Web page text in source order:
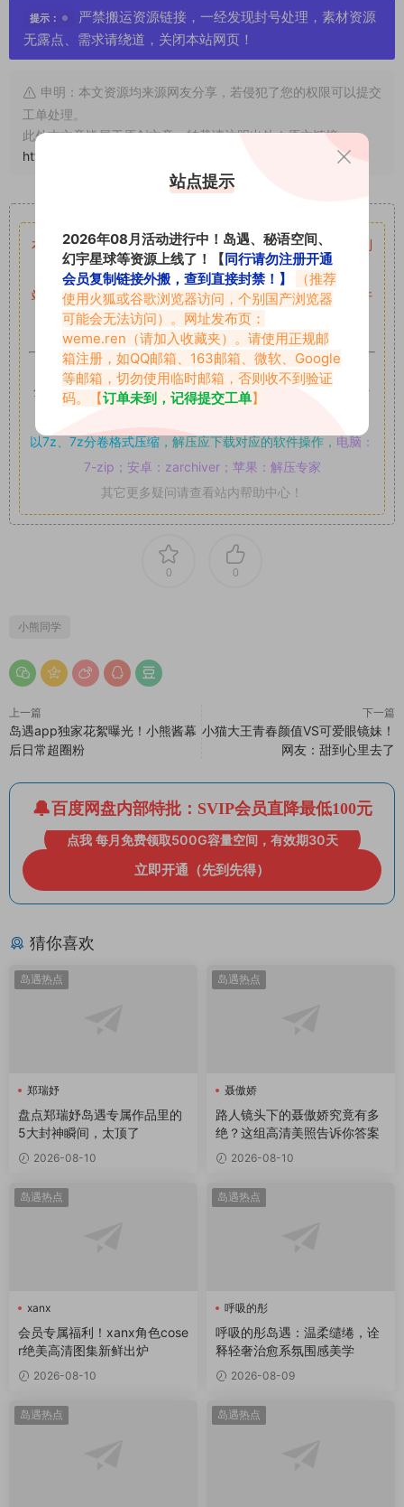
提示：
严禁搬运资源链接，一经发现封号处理，素材资源
无露点、需求请绕道，关闭本站网页！
申明：本文资源均来源网友分享，若侵犯了您的权限可以提交
工单处理。
此外本文章皆属于原创文章，转载请注明出处！原文链接：
https://www.abcjyw.com/17566.html
本站资源均来自网络分享，如有侵犯你的权益请私信留言
收到
留言后，我们会第一时间进行审核后删除。
站内资源为网友个人学习或测试研究使用，未经原版权作者许
可,禁止用于任何商业途径！请在下载24小时内删除！
如果遇到付费才可获取的素材，建议升级对应的VIP。
全站付费素材可提供补档服务“均有备份 ”，
素材以主流网盘分
以7z、7z分卷格式压缩， 解压应下载对应的软件操作， 电脑：
7-zip；安卓：zarchiver；苹果：解压专家
其它更多疑问请查看站内帮助中心！
0 0
小熊同学
上一篇
岛遇app独家花絮曝光！小熊酱幕
后日常超圈粉
下一篇
小猫大王青春颜值VS可爱眼镜妹！
网友：甜到心里去了
百度网盘内部特批：SVIP会员直降最低100元
点我 每月免费领取500G容量空间，有效期30天
立即开通（先到先得）
猜你喜欢
岛遇热点
郑瑞妤
盘点郑瑞妤岛遇专属作品里的
5大封神瞬间，太顶了
2026-08-10
岛遇热点
聂傲娇
路人镜头下的聂傲娇究竟有多
绝？这组高清美照告诉你答案
2026-08-10
岛遇热点
xanx
会员专属福利！xanx角色cose
r绝美高清图集新鲜出炉
2026-08-10
岛遇热点
呼吸的彤
呼吸的彤岛遇：温柔缱绻，诠
释轻奢治愈系氛围感美学
2026-08-09
岛遇热点 岛遇热点
站点提示
2026年08月活动进行中！岛遇、秘语空间、
幻宇星球等资源上线了！【同行请勿注册开通
会员复制链接外搬，查到直接封禁！】
（推荐
使用火狐或谷歌浏览器访问，个别国产浏览器
可能会无法访问）。网址发布页：
weme.ren （请加入收藏夹）。请使用正规邮
箱注册，如QQ邮箱、163邮箱、微软、Google
等邮箱，切勿使用临时邮箱，否则收不到验证
码。【订单未到，记得提交工单】